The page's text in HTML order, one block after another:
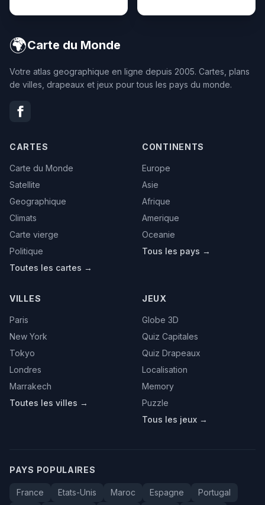
🌍Carte du Monde
Votre atlas geographique en ligne depuis 2005. Cartes, plans
de villes, drapeaux et jeux pour tous les pays du monde.
CARTES
Carte du Monde
Satellite
Geographique
Climats
Carte vierge
Politique
Toutes les cartes →
CONTINENTS
Europe
Asie
Afrique
Amerique
Oceanie
Tous les pays →
VILLES
Paris
New York
Tokyo
Londres
Marrakech
Toutes les villes →
JEUX
Globe 3D
Quiz Capitales
Quiz Drapeaux
Localisation
Memory
Puzzle
Tous les jeux →
PAYS POPULAIRES
France Etats-Unis Maroc Espagne Portugal